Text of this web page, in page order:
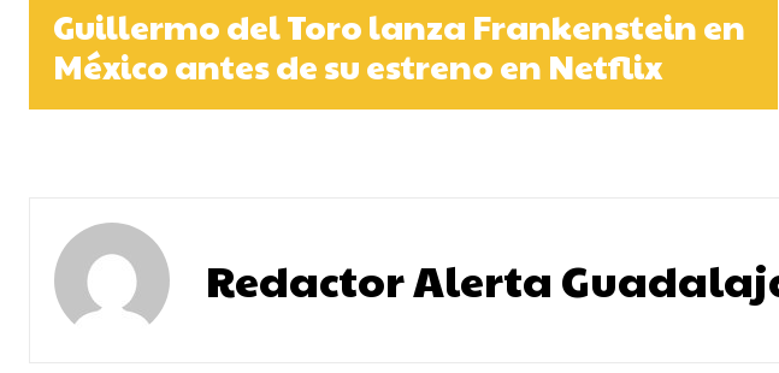
Guillermo del Toro lanza Frankenstein en
México antes de su estreno en Netflix
Redactor Alerta